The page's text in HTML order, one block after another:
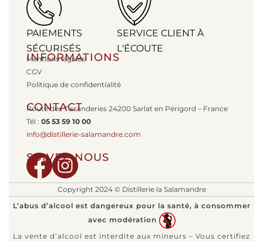
PAIEMENTS
SÉCURISÉS
SERVICE CLIENT À
L'ÉCOUTE
INFORMATIONS
Mentions légales
CGV
Politique de confidentialité
CONTACT
Route des Tissanderies 24200 Sarlat en Périgord – France
Tél : 05 53 59 10 00
info@distillerie-salamandre.com
SUIVEZ-NOUS
Copyright 2024 © Distillerie la Salamandre
L’abus d’alcool est dangereux pour la santé, à consommer
avec modération
La vente d’alcool est interdite aux mineurs – Vous certifiez